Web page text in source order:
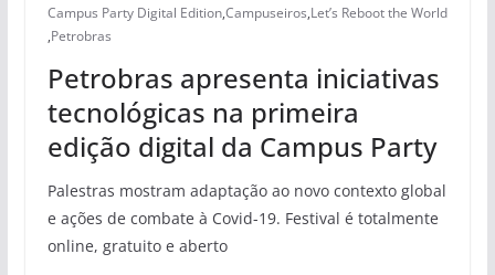
Campus Party Digital Edition,Campuseiros,Let’s Reboot the World
,Petrobras
Petrobras apresenta iniciativas
tecnológicas na primeira
edição digital da Campus Party
Palestras mostram adaptação ao novo contexto global
e ações de combate à Covid-19. Festival é totalmente
online, gratuito e aberto